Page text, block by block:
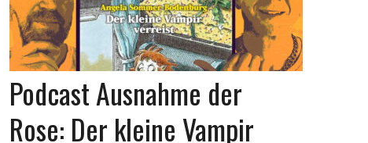
Podcast Ausnahme der
Rose: Der kleine Vampir